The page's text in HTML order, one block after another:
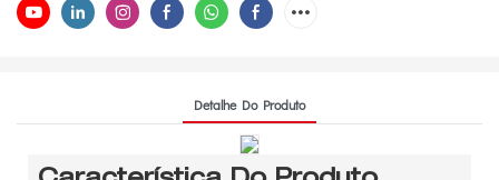
Detalhe Do Produto